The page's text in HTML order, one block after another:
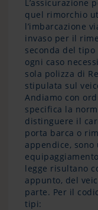
L’assicurazione
quel rimorchio
l’imbarcazione
invaso per il
seconda del
ogni caso
sola polizza di
stipulata sul
Andiamo con
specifica la
distinguere il
porta barca o
appendice,
legge risultano
appunto, del
parte. Per il
tipi: